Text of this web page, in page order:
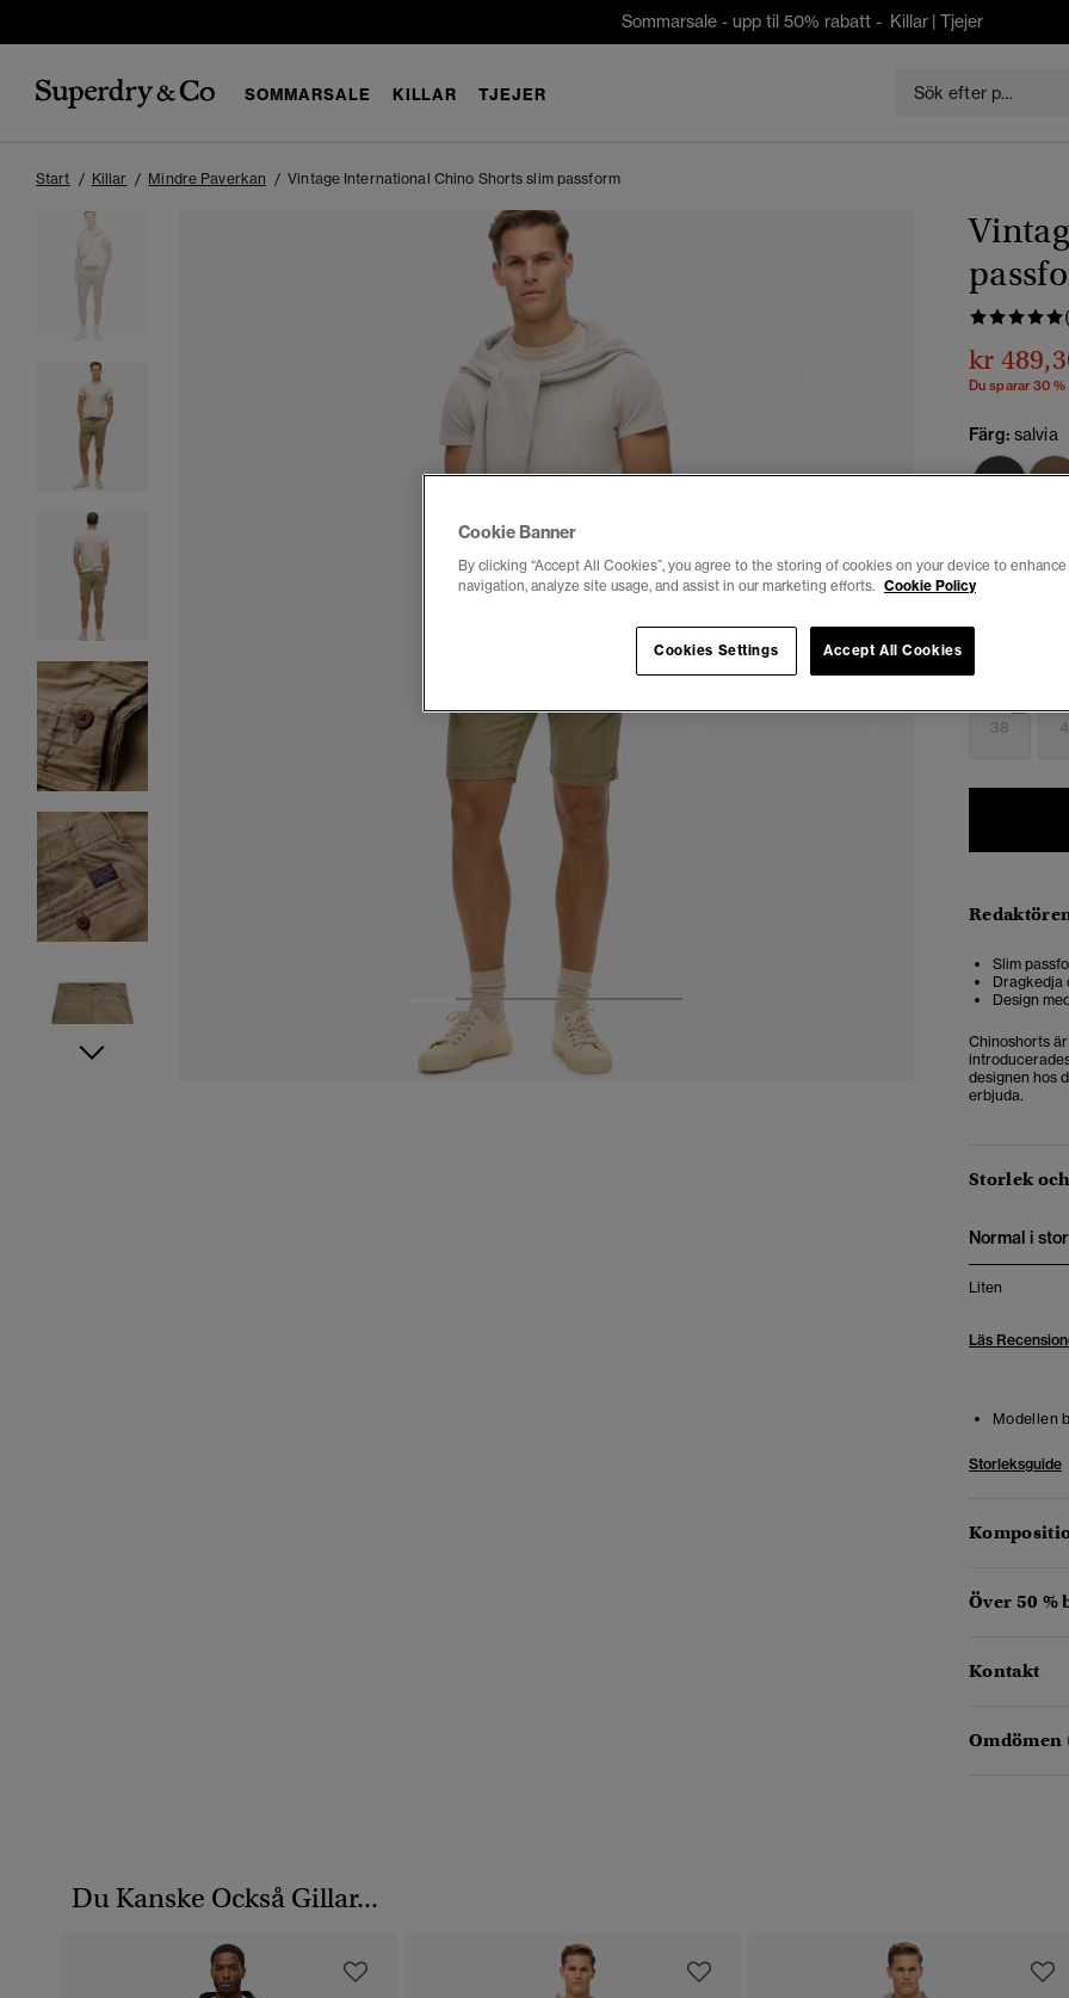
Sommarsale - upp til 50% rabatt - Killar| Tjejer
SOMMARSALE KILLAR TJEJER
Start Killar Mindre Paverkan Vintage International Chino Shorts slim passform
2 4
kr
Du sparar 30 %
Färg: salvia
38
Slim
Dragkedja
Design
Chinoshorts
designen hos
erbjuda.
Storlek
Normal i
Liten
Läs
Modellen
Storleksguide
Över 50
Kontakt
Omdömen
Du Kanske Också Gillar...
Cookie Banner
By clicking “Accept All Cookies”, you agree to the storing of cookies on your device to
navigation, analyze site usage, and assist in our marketing efforts. Cookie Policy
Accept All Cookies
Cookies Settings